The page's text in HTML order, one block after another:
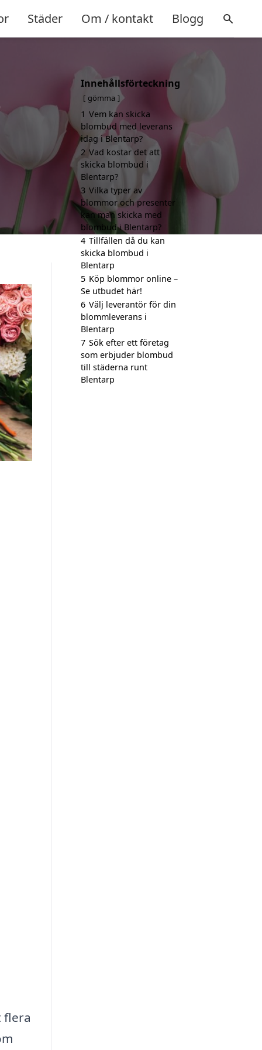
Städer Om / kontakt Blogg
flera
Innehållsförteckning
gömma
1 Vem kan skicka
blombud med leverans
idag i Blentarp?
2 Vad kostar det att
skicka blombud i
Blentarp?
3 Vilka typer av
blommor och presenter
kan man skicka med
blombud i Blentarp?
4 Tillfällen då du kan
skicka blombud i
Blentarp
5 Köp blommor online –
Se utbudet här!
6 Välj leverantör för din
blommleverans i
Blentarp
7 Sök efter ett företag
som erbjuder blombud
till städerna runt
Blentarp